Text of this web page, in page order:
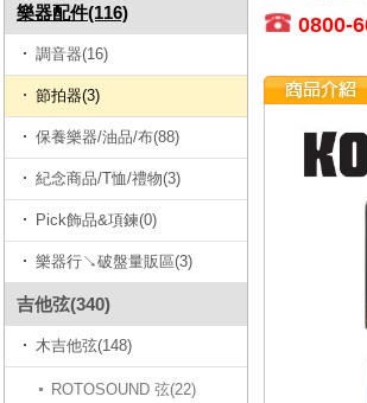
樂器配件(116)
調音器(16)
節拍器(3)
保養樂器/油品/布(88)
紀念商品/T恤/禮物(3)
Pick飾品&項鍊(0)
樂器行↘破盤量販區(3)
吉他弦(340)
木吉他弦(148)
ROTOSOUND 弦(22)
0800-